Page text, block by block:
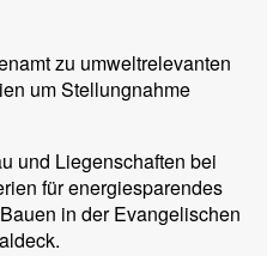
zu umweltrelevanten
um Stellungnahme
und Liegenschaften bei
für energiesparendes
in der Evangelischen